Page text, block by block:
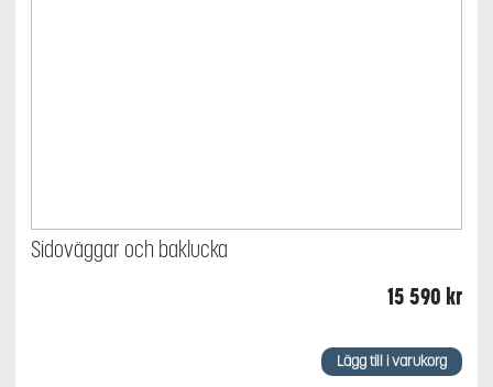
Sidoväggar och baklucka
15 590 kr
Lägg till i varukorg